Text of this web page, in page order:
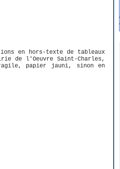
en hors-texte de tableaux
de l'Oeuvre Saint-Charles,
papier jauni, sinon en